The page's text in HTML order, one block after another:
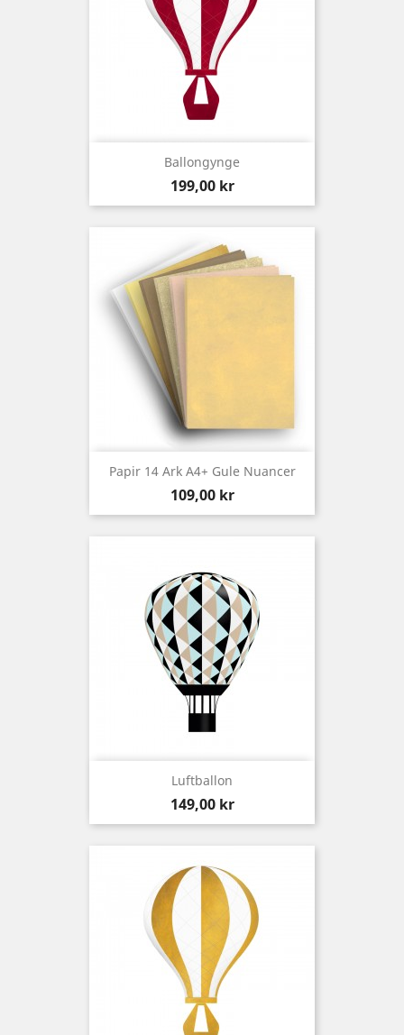
Ballongynge
Preis
199,00 kr
Papir 14 Ark A4+ Gule Nuancer
Preis
109,00 kr
Luftballon
Preis
149,00 kr